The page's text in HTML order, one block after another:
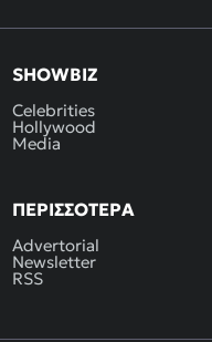
SHOWBIZ
Celebrities
Hollywood
Media
ΠΕΡΙΣΣΌΤΕΡΑ
Advertorial
Newsletter
RSS